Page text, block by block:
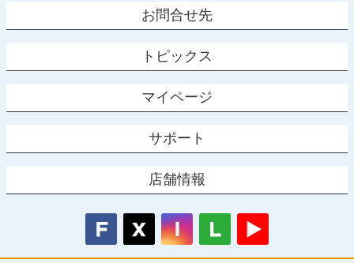
お問合せ先
トピックス
マイページ
サポート
店舗情報